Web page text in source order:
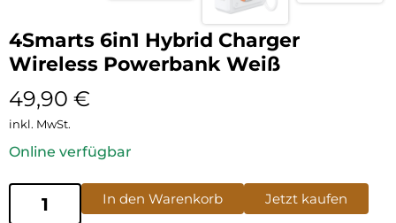
4Smarts 6in1 Hybrid Charger
Wireless Powerbank Weiß
49,90 €
inkl. MwSt.
Online verfügbar
In den Warenkorb Jetzt kaufen